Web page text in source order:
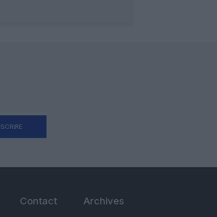
Contact Archives